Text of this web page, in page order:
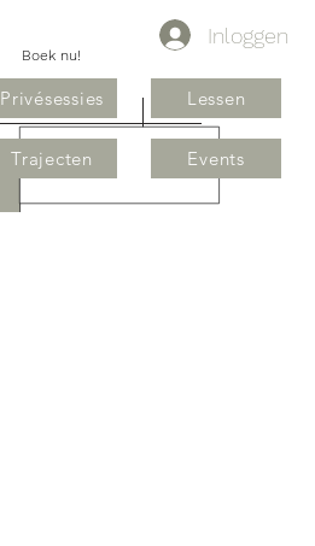
Boek nu!
Privésessies
Trajecten
Lessen
Events
Inloggen